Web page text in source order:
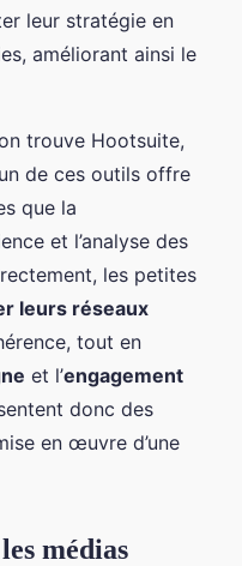
leur stratégie en
améliorant ainsi le
trouve Hootsuite,
de ces outils offre
que la
et l’analyse des
les petites
leurs réseaux
tout en
et l’engagement
donc des
en œuvre d’une
médias